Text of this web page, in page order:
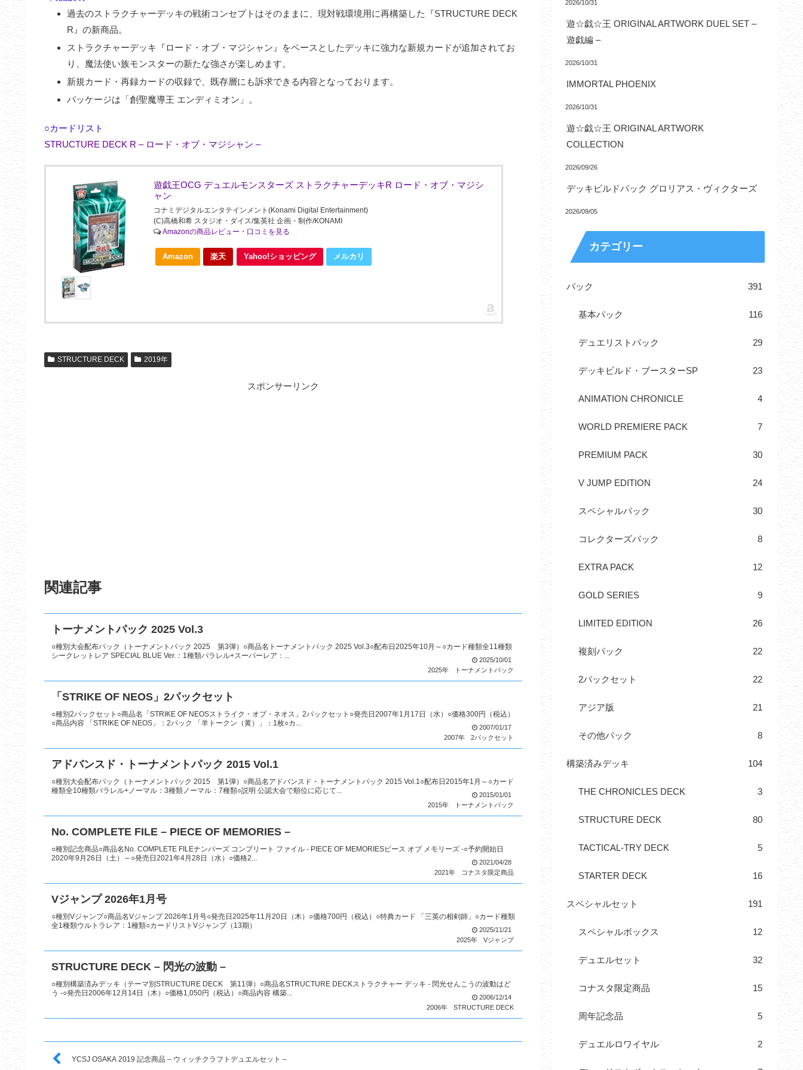
過去のストラクチャーデッキの戦術コンセプトはそのままに、現対戦環境用に再構築した『STRUCTURE DECK
R』の新商品。
ストラクチャーデッキ『ロード・オブ・マジシャン』をベースとしたデッキに強力な新規カードが追加されてお
り、魔法使い族モンスターの新たな強さが楽しめます。
新規カード・再録カードの収録で、既存層にも訴求できる内容となっております。
パッケージは「創聖魔導王 エンディミオン」。
○カードリスト
STRUCTURE DECK R – ロード・オブ・マジシャン –
遊戯王OCG デュエルモンスターズ ストラクチャーデッキR ロード・オブ・マジシ
ャン
コナミデジタルエンタテインメント(Konami Digital Entertainment)
(C)高橋和希 スタジオ・ダイス/集英社 企画・制作/KONAMI
Amazonの商品レビュー・口コミを見る
Amazon 楽天 Yahoo!ショッピング メルカリ
STRUCTURE DECK 2019年
スポンサーリンク
関連記事
トーナメントパック 2025 Vol.3
○種別大会配布パック（トーナメントパック 2025 第3弾）○商品名トーナメントパック 2025 Vol.3○配布日2025年10月～○カード種類全11種類
シークレットレア SPECIAL BLUE Ver.：1種類パラレル+スーパーレア：...
2025/10/01
2025年
トーナメントパック
「STRIKE OF NEOS」2パックセット
○種別2パックセット○商品名「STRIKE OF NEOSストライク・オブ・ネオス」2パックセット○発売日2007年1月17日（水）○価格300円（税込）
○商品内容 「STRIKE OF NEOS」：2パック 「羊トークン（黄）」：1枚○カ...
2007/01/17
2007年
2パックセット
アドバンスド・トーナメントパック 2015 Vol.1
○種別大会配布パック（トーナメントパック 2015 第1弾）○商品名アドバンスド・トーナメントパック 2015 Vol.1○配布日2015年1月～○カード
種類全10種類パラレル+ノーマル：3種類ノーマル：7種類○説明 公認大会で順位に応じて...
2015/01/01
2015年
トーナメントパック
No. COMPLETE FILE – PIECE OF MEMORIES –
○種別記念商品○商品名No. COMPLETE FILEナンバーズ コンプリート ファイル - PIECE OF MEMORIESピース オブ メモリーズ -○予約開始日
2020年9月26日（土）～○発売日2021年4月28日（水）○価格2...
2021/04/28
2021年
コナスタ限定商品
Vジャンプ 2026年1月号
○種別Vジャンプ○商品名Vジャンプ 2026年1月号○発売日2025年11月20日（木）○価格700円（税込）○特典カード 「三英の相剣師」○カード種類
全1種類ウルトラレア：1種類○カードリストVジャンプ（13期）
2025/11/21
2025年
Vジャンプ
STRUCTURE DECK – 閃光の波動 –
○種別構築済みデッキ（テーマ別STRUCTURE DECK 第11弾）○商品名STRUCTURE DECKストラクチャー デッキ - 閃光せんこうの波動はど
う -○発売日2006年12月14日（木）○価格1,050円（税込）○商品内容 構築...
2006/12/14
2006年
STRUCTURE DECK
YCSJ OSAKA 2019 記念商品 – ウィッチクラフトデュエルセット –
2026/10/31
遊☆戯☆王 ORIGINAL ARTWORK DUEL SET –
遊戯編 –
2026/10/31
IMMORTAL PHOENIX
2026/10/31
遊☆戯☆王 ORIGINAL ARTWORK
COLLECTION
2026/09/26
デッキビルドパック グロリアス・ヴィクターズ
2026/09/05
カテゴリー
パック 391
基本パック 116
デュエリストパック 29
デッキビルド・ブースターSP 23
ANIMATION CHRONICLE 4
WORLD PREMIERE PACK 7
PREMIUM PACK 30
V JUMP EDITION 24
スペシャルパック 30
コレクターズパック 8
EXTRA PACK 12
GOLD SERIES 9
LIMITED EDITION 26
複刻パック 22
2パックセット 22
アジア版 21
その他パック 8
構築済みデッキ 104
THE CHRONICLES DECK 3
STRUCTURE DECK 80
TACTICAL-TRY DECK 5
STARTER DECK 16
スペシャルセット 191
スペシャルボックス 12
デュエルセット 32
コナスタ限定商品 15
周年記念品 5
デュエルロワイヤル 2